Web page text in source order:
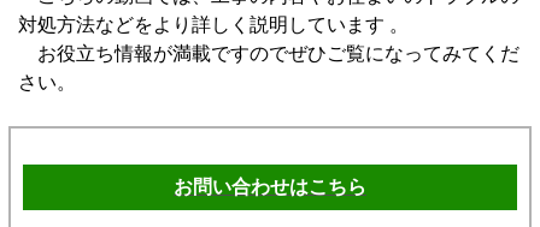
対処方法などをより詳しく説明しています 。
お役立ち情報が満載ですのでぜひご覧になってみてくだ
さい。
お問い合わせはこちら